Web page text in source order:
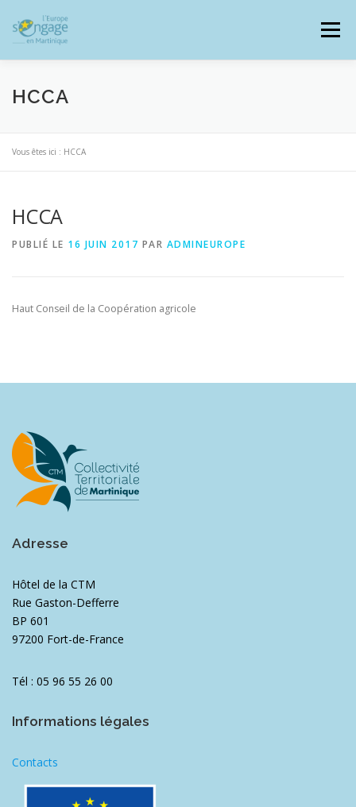
contenu
Menu
PROGRAMMES
JE SUIS BÉNÉFICIAIRE
HCCA
Vous êtes ici : HCCA
HCCA
PUBLIÉ LE 16 JUIN 2017 PAR ADMINEUROPE
Haut Conseil de la Coopération agricole
Adresse
Hôtel de la CTM
Rue Gaston-Defferre
BP 601
97200 Fort-de-France
Tél : 05 96 55 26 00
Informations légales
Contacts